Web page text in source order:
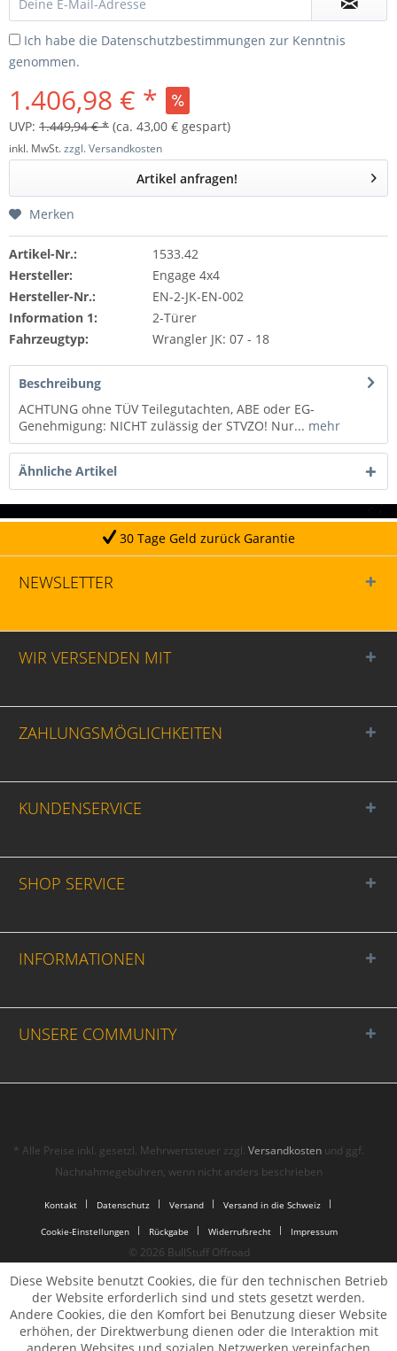
Ich habe die Datenschutzbestimmungen zur Kenntnis
genommen.
1.406,98 € *
UVP: 1.449,94 € * (ca. 43,00 € gespart)
inkl. MwSt.zzgl. Versandkosten
Artikel anfragen!
Merken
Artikel-Nr.:
1533.42
Hersteller:
Engage 4x4
Hersteller-Nr.:
EN-2-JK-EN-002
Information 1:
2-Türer
Fahrzeugtyp:
Wrangler JK: 07 - 18
Beschreibung
ACHTUNG ohne TÜV Teilegutachten, ABE oder EG-
Genehmigung: NICHT zulässig der STVZO! Nur... mehr
Ähnliche Artikel
Tage Geld zurück Garantie
NEWSLETTER
WIR VERSENDEN MIT
ZAHLUNGSMÖGLICHKEITEN
KUNDENSERVICE
SHOP SERVICE
INFORMATIONEN
UNSERE COMMUNITY
* Alle Preise inkl. gesetzl. Mehrwertsteuer zzgl.Versandkosten und ggf.
Nachnahmegebühren, wenn nicht anders beschrieben
Kontakt Datenschutz Versand Versand in die Schweiz
Cookie-Einstellungen Rückgabe Widerrufsrecht Impressum
© 2026 BullStuff Offroad
Diese Website benutzt Cookies, die für den technischen Betrieb
der Website erforderlich sind und stets gesetzt werden.
Andere Cookies, die den Komfort bei Benutzung dieser Website
erhöhen, der Direktwerbung dienen oder die Interaktion mit